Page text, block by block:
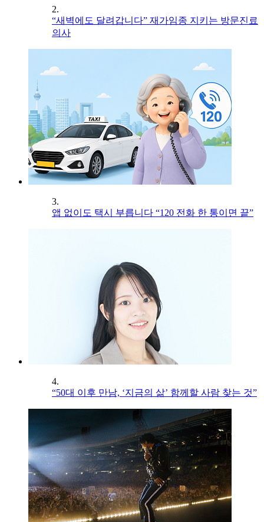
2.
“새벽에도 달려갑니다” 재가임종 지키는 방문진료
의사
3.
앱 없이도 택시 부릅니다 “120 전화 한 통이면 끝”
4.
“50대 이후 만남, ‘지금의 삶’ 함께할 사람 찾는 것”